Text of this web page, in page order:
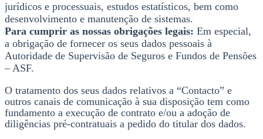
jurídicos e processuais, estudos estatísticos, bem como
desenvolvimento e manutenção de sistemas.
Para cumprir as nossas obrigações legais: Em especial,
a obrigação de fornecer os seus dados pessoais à
Autoridade de Supervisão de Seguros e Fundos de Pensões
– ASF.
O tratamento dos seus dados relativos a “Contacto” e
outros canais de comunicação à sua disposição tem como
fundamento a execução de contrato e/ou a adoção de
diligências pré-contratuais a pedido do titular dos dados.